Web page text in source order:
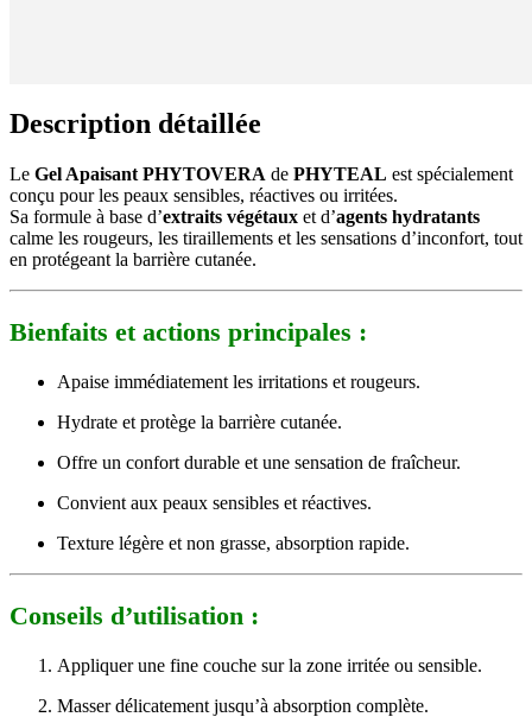
Description détaillée
Le Gel Apaisant PHYTOVERA de PHYTEAL est spécialement
conçu pour les peaux sensibles, réactives ou irritées.
Sa formule à base d’extraits végétaux et d’agents hydratants
calme les rougeurs, les tiraillements et les sensations d’inconfort, tout
en protégeant la barrière cutanée.
Bienfaits et actions principales :
Apaise immédiatement les irritations et rougeurs.
Hydrate et protège la barrière cutanée.
Offre un confort durable et une sensation de fraîcheur.
Convient aux peaux sensibles et réactives.
Texture légère et non grasse, absorption rapide.
Conseils d’utilisation :
Appliquer une fine couche sur la zone irritée ou sensible.
Masser délicatement jusqu’à absorption complète.